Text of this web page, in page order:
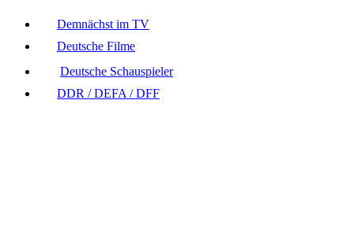
Demnächst im TV
Deutsche Filme
Deutsche Schauspieler
DDR / DEFA / DFF